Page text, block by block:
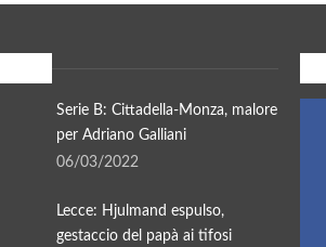
Serie B: Cittadella-Monza, malore
per Adriano Galliani
06/03/2022
Lecce: Hjulmand espulso,
gestaccio del papà ai tifosi